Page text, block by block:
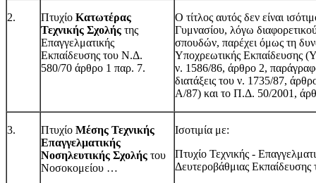
2. Πτυχίο Κατωτέρας
Τεχνικής Σχολής της
Επαγγελματικής
Εκπαίδευσης του Ν.Δ.
580/70 άρθρο 1 παρ. 7.
Ο τίτλος αυτός δεν είναι
Γυμνασίου, λόγω
σπουδών, παρέχει όμως τη
Υποχρεωτικής Εκπαίδευσης
ν. 1586/86, άρθρο 2,
διατάξεις του ν. 1735/87,
Α/87) και το Π.Δ. 50/2001,
3. Πτυχίο Μέσης Τεχνικής
Επαγγελματικής
Νοσηλευτικής Σχολής του
Νοσοκομείου …
Ισοτιμία με:
Πτυχίο Τεχνικής -
Δευτεροβάθμιας